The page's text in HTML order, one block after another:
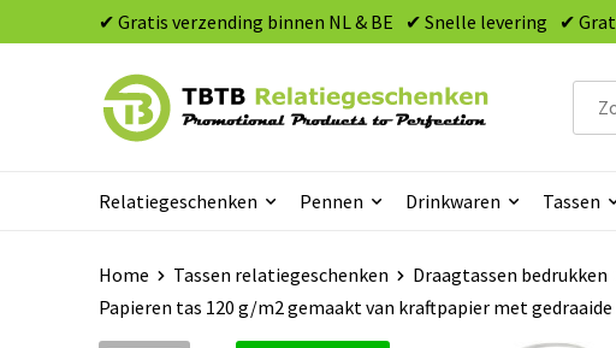
✔ Gratis verzending binnen NL & BE ✔ Snelle levering ✔
Relatiegeschenken Pennen Drinkwaren Tassen
Home Tassen relatiegeschenken Draagtassen bedrukken
Papieren tas 120 g/m2 gemaakt van kraftpapier met gedraaide